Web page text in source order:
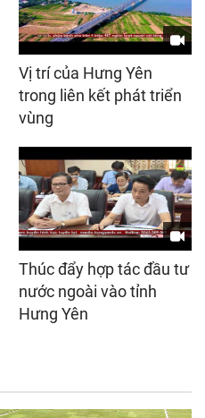
Vị trí của Hưng Yên
trong liên kết phát triển
vùng
Thúc đẩy hợp tác đầu tư
nước ngoài vào tỉnh
Hưng Yên